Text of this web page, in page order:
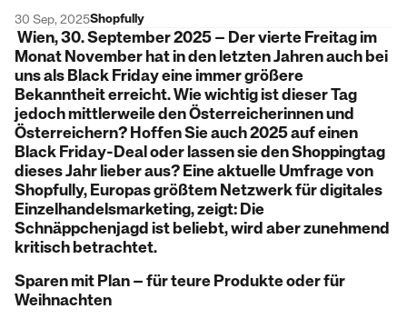
30 Sep, 2025Shopfully
Wien, 30. September 2025 – Der vierte Freitag im
Monat November hat in den letzten Jahren auch bei
uns als Black Friday eine immer größere
Bekanntheit erreicht. Wie wichtig ist dieser Tag
jedoch mittlerweile den Österreicherinnen und
Österreichern? Hoffen Sie auch 2025 auf einen
Black Friday-Deal oder lassen sie den Shoppingtag
dieses Jahr lieber aus? Eine aktuelle Umfrage von
Shopfully, Europas größtem Netzwerk für digitales
Einzelhandelsmarketing, zeigt: Die
Schnäppchenjagd ist beliebt, wird aber zunehmend
kritisch betrachtet.
Sparen mit Plan – für teure Produkte oder für
Weihnachten